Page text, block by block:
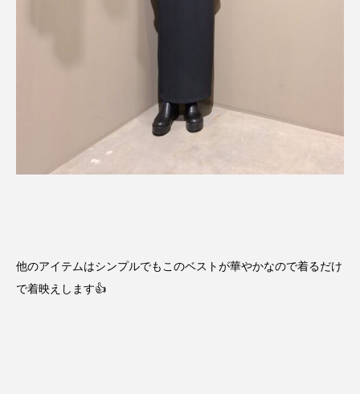
他のアイテムはシンプルでもこのベストが華やかなので着るだけ
で着映えします👍